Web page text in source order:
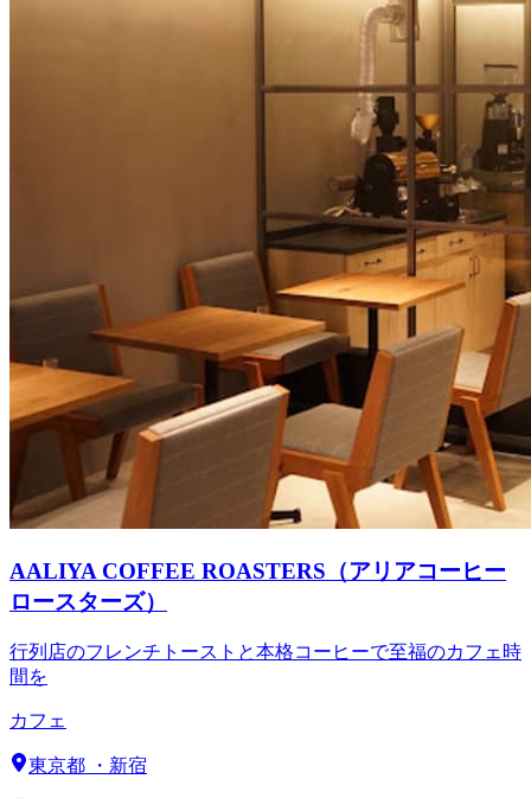
AALIYA COFFEE ROASTERS（アリアコーヒー
ロースターズ）
行列店のフレンチトーストと本格コーヒーで至福のカフェ時
間を
カフェ
東京都 ・ 新宿